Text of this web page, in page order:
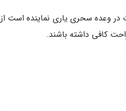
در وعده سحری یاری نماینده است از
کافی داشته باشند.